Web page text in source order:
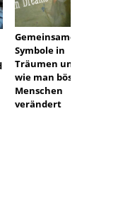
Gemeinsame
Symbole in
Träumen und
wie man böse
Menschen
verändert